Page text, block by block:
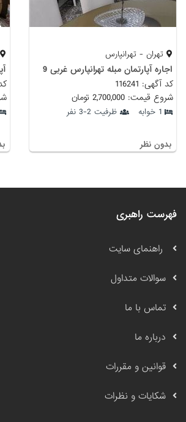
تهران - تهرانپارس
اجاره آپارتمان مبله تهرانپارس غربی 9
کد آگهی: 116241
شروع قیمت: 2,700,000 تومان
1 خوابه ظرفیت 2-3 نفر
بدون نظر
کد
فهرست راهبری
راهنمای سایت
سوالات متداول
تماس با ما
درباره ما
قوانین و مقررات
شکایات و نظرات